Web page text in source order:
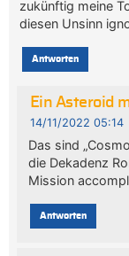
zukünftig meine
diesen Unsinn
Antworten
Ein Asteroid
14/11/2022 05:14
Das sind
die Dekadenz
Mission
Antworten